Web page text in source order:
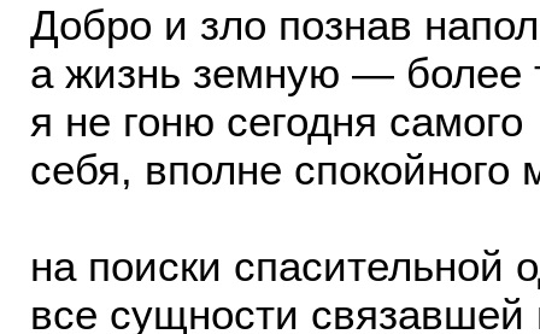
Добро и зло познав
а жизнь земную — более
я не гоню сегодня самого
себя, вполне спокойного
на поиски спасительной
все сущности связавшей